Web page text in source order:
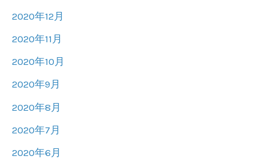
2020年12月
2020年11月
2020年10月
2020年9月
2020年8月
2020年7月
2020年6月